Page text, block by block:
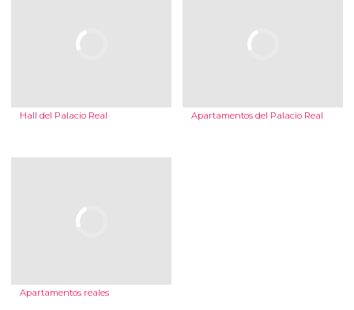
Hall del Palacio Real Apartamentos del Palacio Real
Apartamentos reales